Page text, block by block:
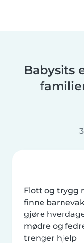
Babysits
Flott og trygg
finne
gjøre
mødre og
trenger hjelp